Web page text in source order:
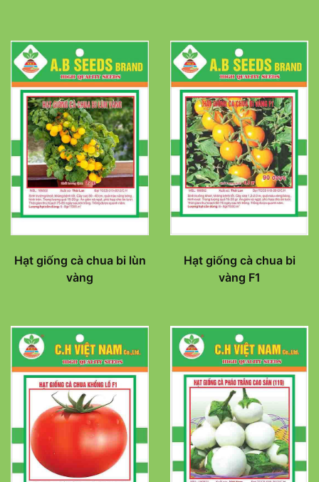
Hạt giống cà chua bi lùn
vàng
Hạt giống cà chua bi
vàng F1